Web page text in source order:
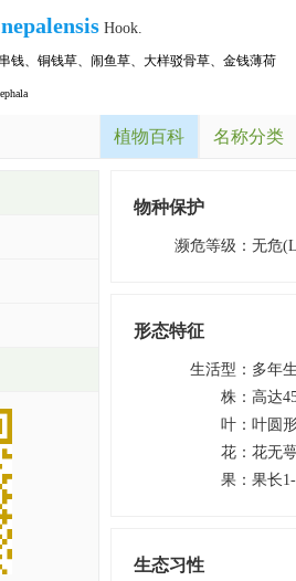
nepalensis Hook.
钱、 铜钱草、 闹鱼草、 大样驳骨草、 金钱薄荷
植物百科 名称分类
物种保护
濒危等级 ： 无危
形态特征
生活型 ： 多年
株 ： 高达
叶 ： 叶圆
花 ： 花无
果 ： 果长
生态习性